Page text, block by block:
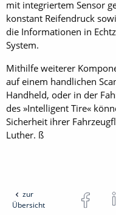
mit integriertem Sensor
konstant Reifendruck
die Informationen in
System.
Mithilfe weiterer
auf einem handlichen
Handheld, oder in der
des »Intelligent Tire«
Sicherheit ihrer
Luther. ß
zur
Übersicht